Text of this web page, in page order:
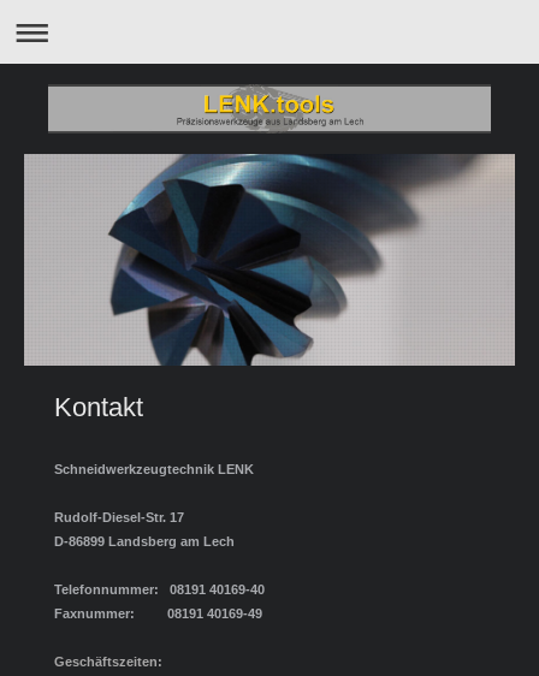
Kontakt
Schneidwerkzeugtechnik LENK
Rudolf-Diesel-Str. 17
D-86899 Landsberg am Lech
Telefonnummer: 08191 40169-40
Faxnummer: 08191 40169-49
Geschäftszeiten: